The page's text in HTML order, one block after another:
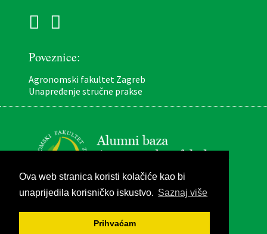
Ova web stranica koristi kolačiće kao bi
unaprijedila korisničko iskustvo. Saznaj više
Prihvaćam
Poveznice:
Agronomski fakultet Zagreb
Unapređenje stručne prakse
Pravila privatnosti